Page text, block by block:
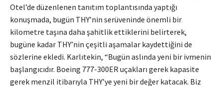
Otel’de düzenlenen tanıtım toplantısında yaptığı
konuşmada, bugün THY’nin serüveninde önemli bir
kilometre taşına daha şahitlik ettiklerini belirterek,
bugüne kadar THY’nin çeşitli aşamalar kaydettiğini de
sözlerine ekledi. Karlıtekin, “Bugün aslında yeni bir ivmenin
başlangıcıdır. Boeing 777-300ER uçakları gerek kapasite
gerek menzil itibarıyla THY’ye yeni bir değer katacak. Biz